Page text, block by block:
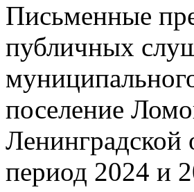
Письменные
публичных
поселение
Ленинградской
период 2024 и